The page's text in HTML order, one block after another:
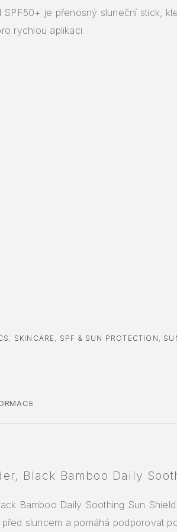
je přenosný sluneční stick,
rychlou aplikaci.
SKINCARE SPF & SUN PROTECTION
Black Bamboo Daily
Bamboo Daily Soothing Sun
sluncem a pomáhá podporovat